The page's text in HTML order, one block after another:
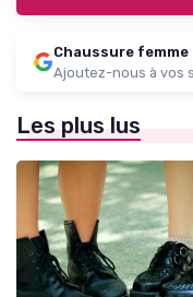
Chaussure femme
Ajoutez-nous à vos
Les plus lus